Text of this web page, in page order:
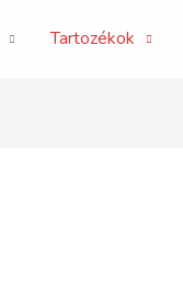
Tartozékok